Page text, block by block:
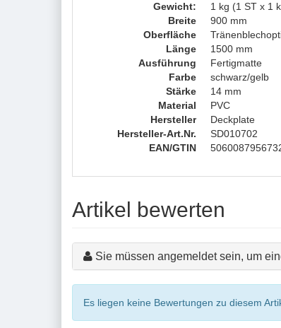
Gewicht:
1 kg (1 ST x 1
Breite
900 mm
Oberfläche
Länge
1500 mm
Ausführung
Fertigmatte
Farbe
schwarz/gelb
Stärke
14 mm
Material
PVC
Hersteller
Deckplate
Hersteller-Art.Nr.
SD010702
EAN/GTIN
Artikel bewerten
Sie müssen angemeldet sein, um
Es liegen keine Bewertungen zu diesem